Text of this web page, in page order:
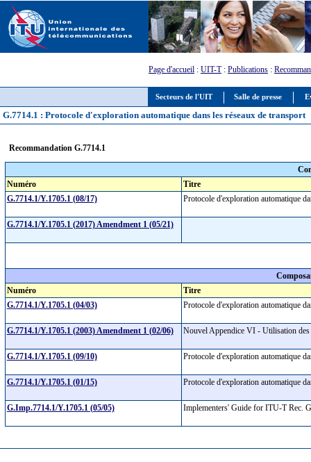
Secteurs de l'UIT Salle de presse
Page d'accueil : UIT-T: Publications :
G.7714.1 : Protocole d'exploration automatique dans les réseaux de transport
Recommandation G.7714.1
Numéro
Titre
G.7714.1/Y.1705.1 (08/17)
Protocole d'exploration automatique
G.7714.1/Y.1705.1 (2017) Amendment 1 (05/21)
Numéro
Titre
G.7714.1/Y.1705.1 (04/03)
Protocole d'exploration automatique
G.7714.1/Y.1705.1 (2003) Amendment 1 (02/06) Nouvel Appendice VI - Utilisation
G.7714.1/Y.1705.1 (09/10) Protocole d'exploration automatique
G.7714.1/Y.1705.1 (01/15) Protocole d'exploration automatique
G.Imp.7714.1/Y.1705.1 (05/05) Implementers' Guide for ITU-T Rec.